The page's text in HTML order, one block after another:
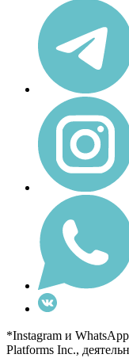
*Instagram и
Platforms Inc.,